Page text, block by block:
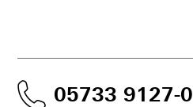
05733 9127-0